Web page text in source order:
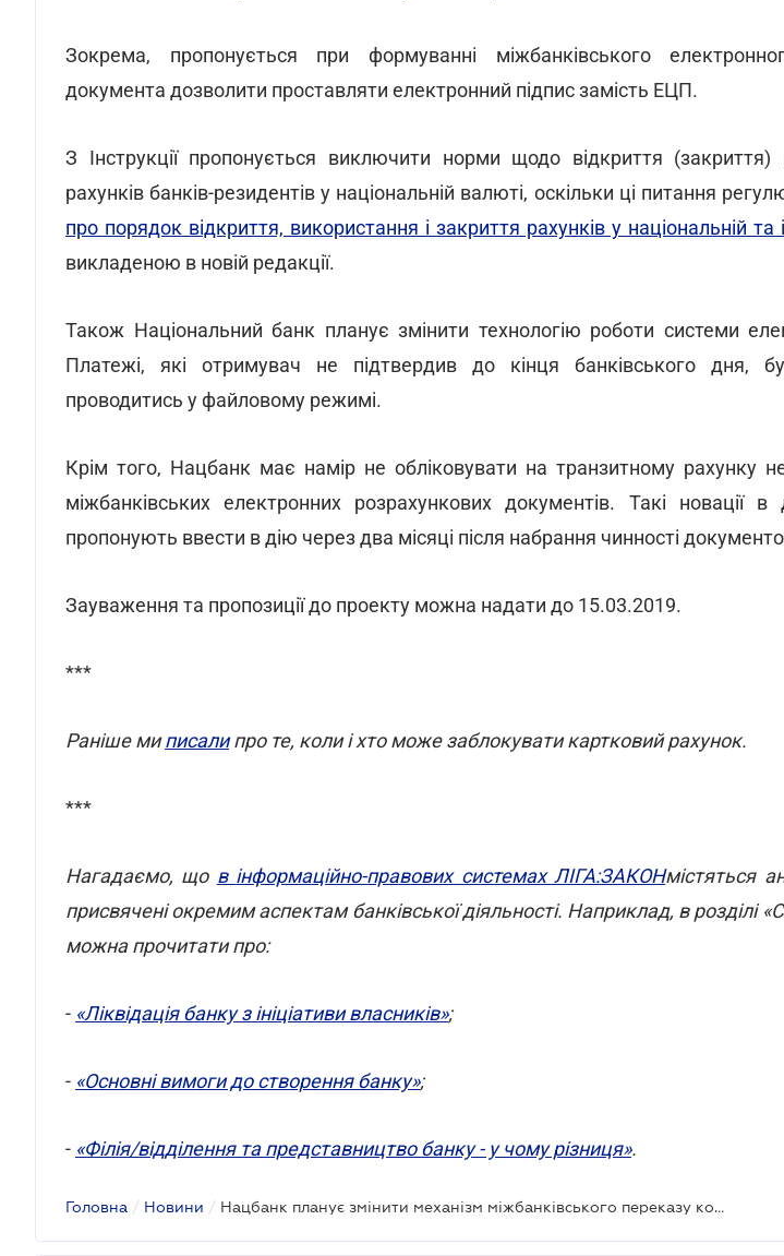
Зокрема, пропонується при формуванні міжбанківського
документа дозволити проставляти електронний підпис замість ЕЦП.
З Інструкції пропонується виключити норми щодо відкриття (закриття)
рахунків банків-резидентів у національній валюті, оскільки ці питання
про порядок відкриття, використання і закриття рахунків у національній
викладеною в новій редакції.
Також Національний банк планує змінити технологію роботи системи
Платежі, які отримувач не підтвердив до кінця банківського дня,
проводитись у файловому режимі.
Крім того, Нацбанк має намір не обліковувати на транзитному рахунку
міжбанківських електронних розрахункових документів. Такі новації в
пропонують ввести в дію через два місяці після набрання чинності
Зауваження та пропозиції до проекту можна надати до 15.03.2019.
***
Раніше миписалипро те, коли і хто може заблокувати картковий рахунок.
***
Нагадаємо, що в інформаційно-правових системах ЛІГА:ЗАКОНмістяться
присвячені окремим аспектам банківської діяльності. Наприклад, в розділі
можна прочитати про:
- «Ліквідація банку з ініціативи власників»;
- «Основні вимоги до створення банку»;
- «Філія/відділення та представництво банку - у чому різниця».
Головна / Новини / Нацбанк планує змінити механізм міжбанківського переказу коштів в національній валюті